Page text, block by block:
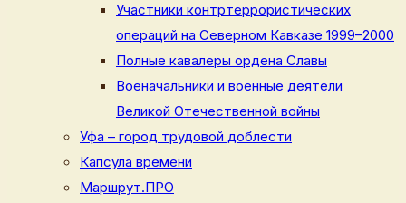
Участники контртеррористических
операций на Северном Кавказе 1999–2000
Полные кавалеры ордена Славы
Военачальники и военные деятели
Великой Отечественной войны
Уфа – город трудовой доблести
Капсула времени
Маршрут.ПРО